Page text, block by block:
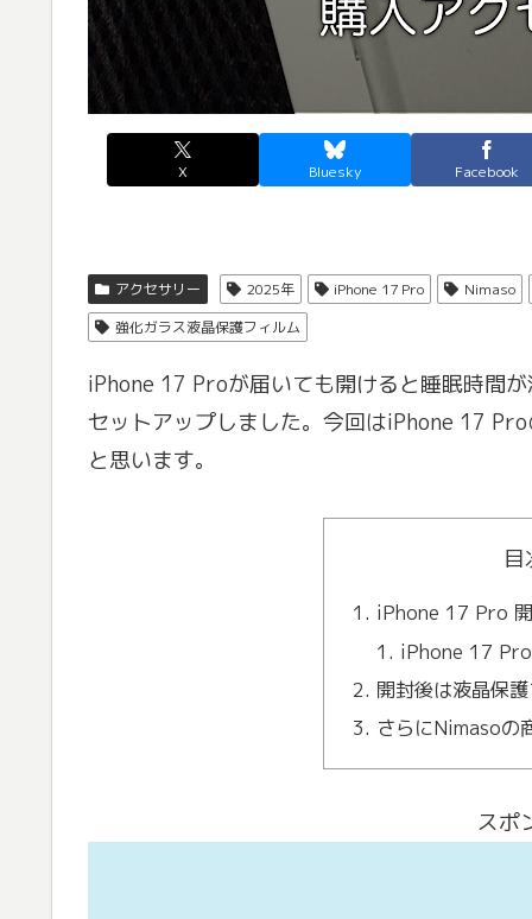
X Bluesky Facebook
アクセサリー 2025年 iPhone 17 Pro
Nimaso
強化ガラス液晶保護フィルム
iPhone 17 Proが届いても開けると睡眠時間
セットアップしました。今回はiPhone 17
と思います。
目
iPhone 17 Pro
iPhone 17
開封後は液晶保
さらにNimasoの
スポ